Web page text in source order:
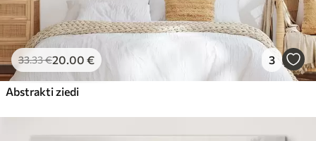
33.33€20.00 € 3
Abstrakti ziedi